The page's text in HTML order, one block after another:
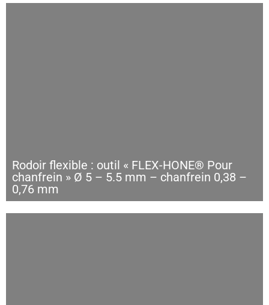
Rodoir flexible : outil « FLEX-HONE® Pour
chanfrein » Ø 5 – 5.5 mm – chanfrein 0,38 –
0,76 mm